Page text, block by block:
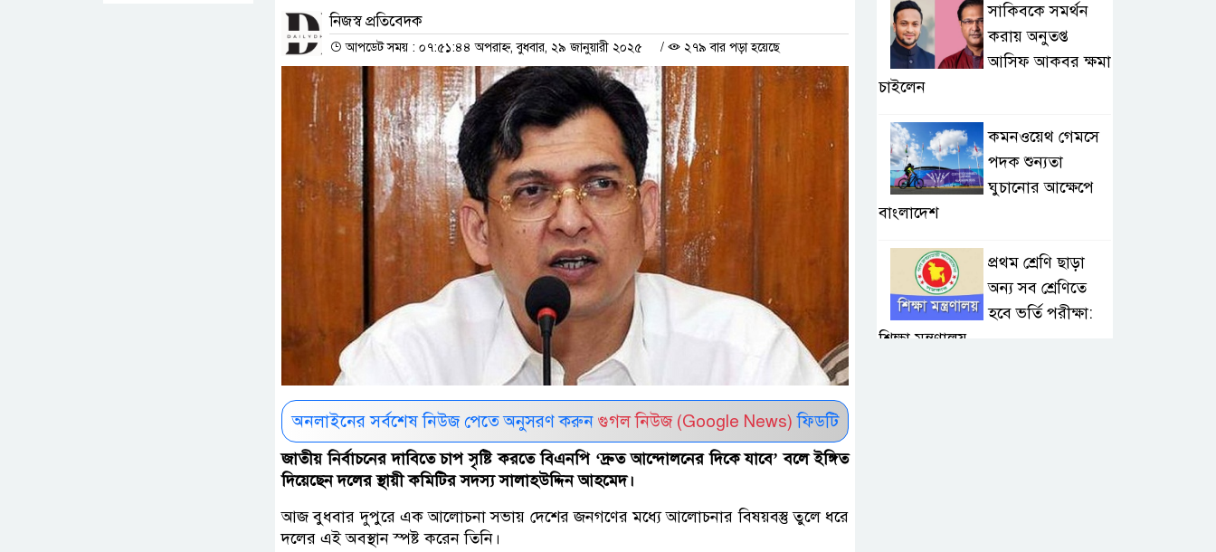
নিজস্ব প্রতিবেদক
আপডেট সময় : ০৭:৫১:৪৪ অপরাহ্ন, বুধবার, ২৯ জানুয়ারী ২০২৫ / ২৭৯ বার পড়া হয়েছে
অনলাইনের সর্বশেষ নিউজ পেতে অনুসরণ করুন গুগল নিউজ (Google News) ফিডটি
জাতীয় নির্বাচনের দাবিতে চাপ সৃষ্টি করতে বিএনপি ‘দ্রুত আন্দোলনের দিকে যাবে’ বলে ইঙ্গিত
দিয়েছেন দলের স্থায়ী কমিটির সদস্য সালাহউদ্দিন আহমেদ।
আজ বুধবার দুপুরে এক আলোচনা সভায় দেশের জনগণের মধ্যে আলোচনার বিষয়বস্তু তুলে ধরে
দলের এই অবস্থান স্পষ্ট করেন তিনি।
সাকিবকে সমর্থন
করায় অনুতপ্ত
আসিফ আকবর ক্ষমা
চাইলেন
কমনওয়েথ গেমসে
পদক শুন্যতা
ঘুচানোর আক্ষেপে
বাংলাদেশ
প্রথম শ্রেণি ছাড়া
অন্য সব শ্রেণিতে
হবে ভর্তি পরীক্ষা:
শিক্ষা মন্ত্রণালয়